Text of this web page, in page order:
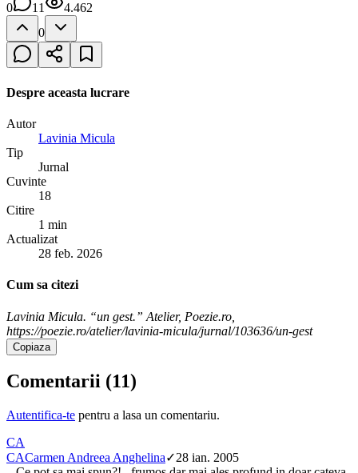
0
11
4.462
0
Despre aceasta lucrare
Autor
Lavinia Micula
Tip
Jurnal
Cuvinte
18
Citire
1 min
Actualizat
28 feb. 2026
Cum sa citezi
Lavinia Micula. “un gest.” Atelier, Poezie.ro,
https://poezie.ro/atelier/lavinia-micula/jurnal/103636/un-gest
Copiaza
Comentarii (11)
Autentifica-te pentru a lasa un comentariu.
CA
CACarmen Andreea Anghelina✓28 ian. 2005